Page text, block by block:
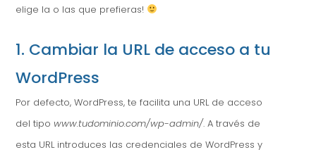
elige la o las que prefieras!
1. Cambiar la URL de acceso a tu
WordPress
Por defecto, WordPress, te facilita una URL de acceso
del tipowww.tudominio.com/wp-admin/. A través de
esta URL introduces las credenciales de WordPress y